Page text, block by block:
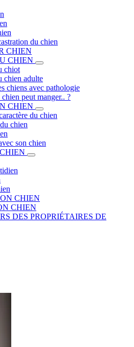
du chien
CHIEN
CHIEN
chiot
chien adulte
chiens avec pathologie
peut manger.. ?
CHIEN
du chien
chien
son chien
CHIEN
CHIEN
DES PROPRIÉTAIRES DE